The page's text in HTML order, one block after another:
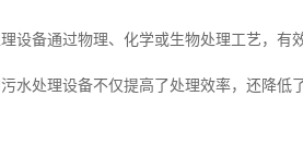
设备通过物理、化学或生物处理工艺，有
水处理设备不仅提高了处理效率，还降低